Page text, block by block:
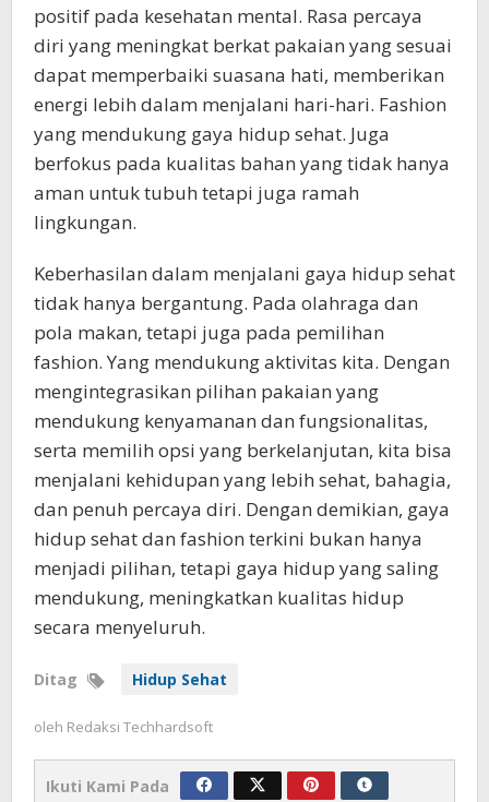
positif pada kesehatan mental. Rasa percaya
diri yang meningkat berkat pakaian yang sesuai
dapat memperbaiki suasana hati, memberikan
energi lebih dalam menjalani hari-hari. Fashion
yang mendukung gaya hidup sehat. Juga
berfokus pada kualitas bahan yang tidak hanya
aman untuk tubuh tetapi juga ramah
lingkungan.
Keberhasilan dalam menjalani gaya hidup sehat
tidak hanya bergantung. Pada olahraga dan
pola makan, tetapi juga pada pemilihan
fashion. Yang mendukung aktivitas kita. Dengan
mengintegrasikan pilihan pakaian yang
mendukung kenyamanan dan fungsionalitas,
serta memilih opsi yang berkelanjutan, kita bisa
menjalani kehidupan yang lebih sehat, bahagia,
dan penuh percaya diri. Dengan demikian, gaya
hidup sehat dan fashion terkini bukan hanya
menjadi pilihan, tetapi gaya hidup yang saling
mendukung, meningkatkan kualitas hidup
secara menyeluruh.
Ditag Hidup Sehat
oleh Redaksi Techhardsoft
Ikuti Kami Pada